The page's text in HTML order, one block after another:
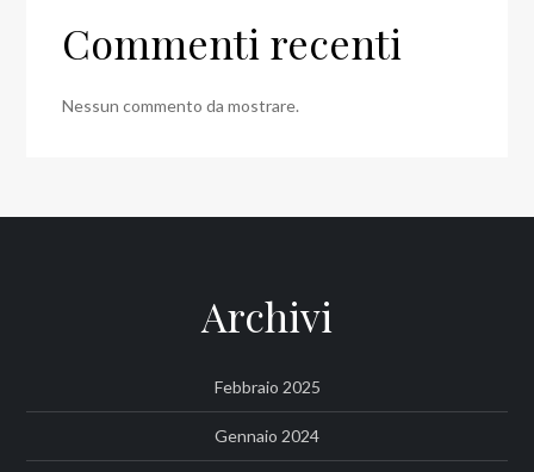
Commenti recenti
Nessun commento da mostrare.
Archivi
Febbraio 2025
Gennaio 2024